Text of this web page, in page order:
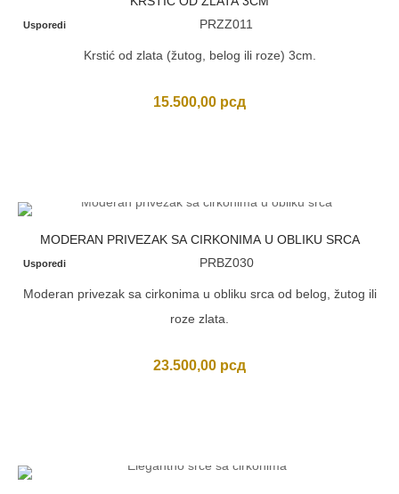
Usporedi PRZZ011
Krstić od zlata (žutog, belog ili roze) 3cm.
15.500,00 рсд
MODERAN PRIVEZAK SA CIRKONIMA U OBLIKU SRCA
Usporedi PRBZ030
Moderan privezak sa cirkonima u obliku srca od belog, žutog ili
roze zlata.
23.500,00 рсд